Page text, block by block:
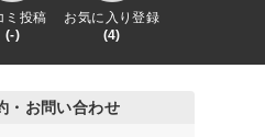
ミ投稿
(-)
お気に入り登録
(4)
・お問い合わせ